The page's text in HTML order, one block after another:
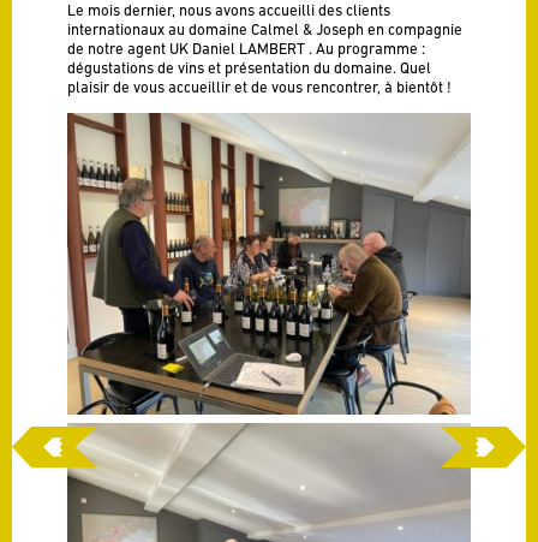
Le mois dernier, nous avons accueilli des clients
internationaux au domaine Calmel & Joseph en compagnie
de notre agent UK Daniel LAMBERT . Au programme :
dégustations de vins et présentation du domaine. Quel
plaisir de vous accueillir et de vous rencontrer, à bientôt !